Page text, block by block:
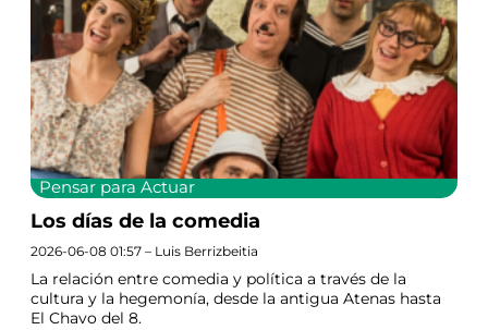
Pensar para Actuar
Los días de la comedia
2026-06-08 01:57 – Luis Berrizbeitia
La relación entre comedia y política a través de la
cultura y la hegemonía, desde la antigua Atenas hasta
El Chavo del 8.